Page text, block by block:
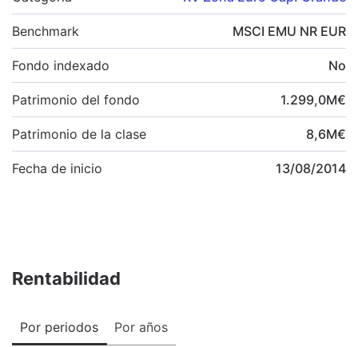
Benchmark MSCI EMU NR EUR
Fondo indexado No
Patrimonio del fondo 1.299,0M€
Patrimonio de la clase 8,6M€
Fecha de inicio 13/08/2014
Rentabilidad
Por periodos Por años